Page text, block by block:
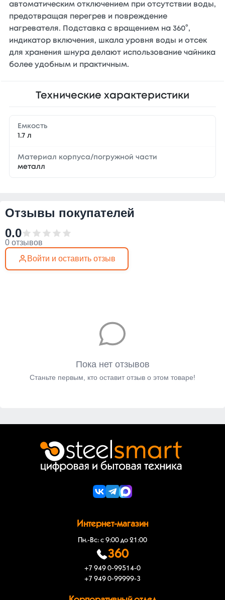
автоматическим отключением при отсутствии воды,
предотвращая перегрев и повреждение
нагревателя. Подставка с вращением на 360°,
индикатор включения, шкала уровня воды и отсек
для хранения шнура делают использование чайника
более удобным и практичным.
Технические характеристики
Емкость
1.7 л
Материал корпуса/погружной части
металл
Отзывы покупателей
0.0
0 отзывов
Войти и оставить отзыв
Пока нет отзывов
Станьте первым, кто оставит отзыв о этом товаре!
Интернет-магазин
Пн.-Вс: с 9:00 до 21:00
360
+7 949 0-99514-0
+7 949 0-99999-3